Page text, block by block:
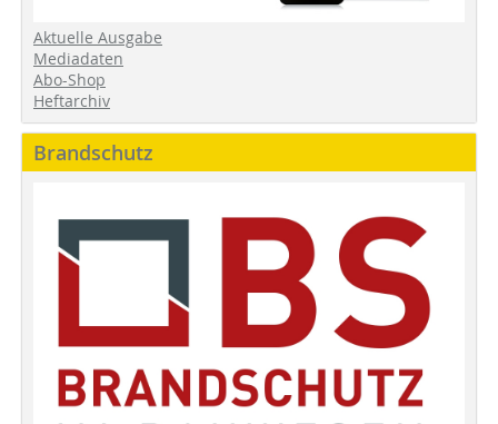
Aktuelle Ausgabe
Mediadaten
Abo-Shop
Heftarchiv
Brandschutz